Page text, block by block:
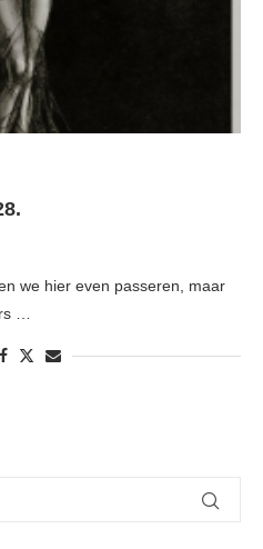
we hier even passeren, maar
…